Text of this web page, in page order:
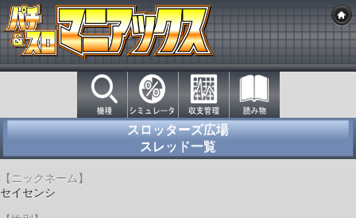
スロッターズ広場
スレッド一覧
【ニックネーム】
セイセンシ